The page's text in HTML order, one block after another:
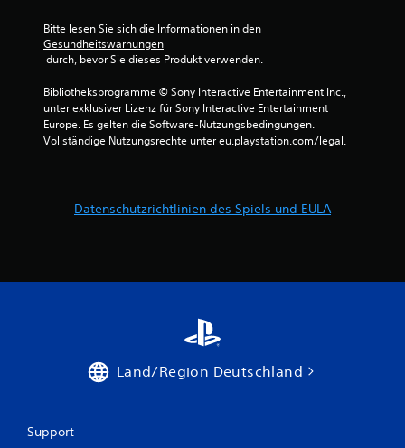
Bitte lesen Sie sich die Informationen in den
Gesundheitswarnungen
durch, bevor Sie dieses Produkt verwenden.
Bibliotheksprogramme © Sony Interactive Entertainment Inc.,
unter exklusiver Lizenz für Sony Interactive Entertainment
Europe. Es gelten die Software-Nutzungsbedingungen.
Vollständige Nutzungsrechte unter eu.playstation.com/legal.
Datenschutzrichtlinien des Spiels und EULA
Land/Region Deutschland
Support